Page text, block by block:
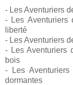
- Les Aventuriers
- Les
liberté
- Les Aventuriers
- Les
bois
-
Les
dormantes